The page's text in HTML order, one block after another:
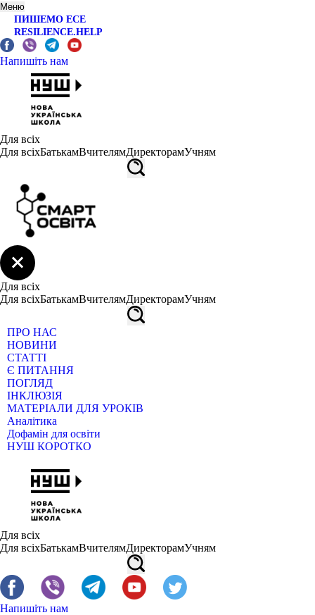
Меню
ПИШЕМО ЕСЕ
RESILIENCE.HELP
Напишіть нам
Для всіх
Для всіхБатькамВчителямДиректорамУчням
Для всіх
Для всіхБатькамВчителямДиректорамУчням
ПРО НАС
НОВИНИ
СТАТТІ
Є ПИТАННЯ
ПОГЛЯД
ІНКЛЮЗІЯ
МАТЕРІАЛИ ДЛЯ УРОКІВ
Аналітика
Дофамін для освіти
НУШ КОРОТКО
Для всіх
Для всіхБатькамВчителямДиректорамУчням
Напишіть нам